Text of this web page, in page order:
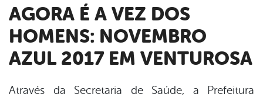
AGORA É A VEZ DOS
HOMENS: NOVEMBRO
AZUL 2017 EM VENTUROSA
Através da Secretaria de Saúde, a Prefeitura